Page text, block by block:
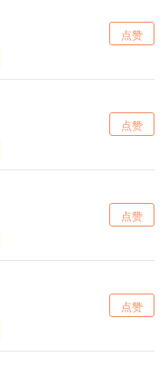
点赞
点赞
点赞
点赞